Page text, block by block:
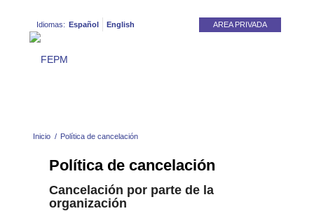
AREA PRIVADA
Idiomas: Español English
Inicio / Política de cancelación
Política de cancelación
Cancelación por parte de la
organización